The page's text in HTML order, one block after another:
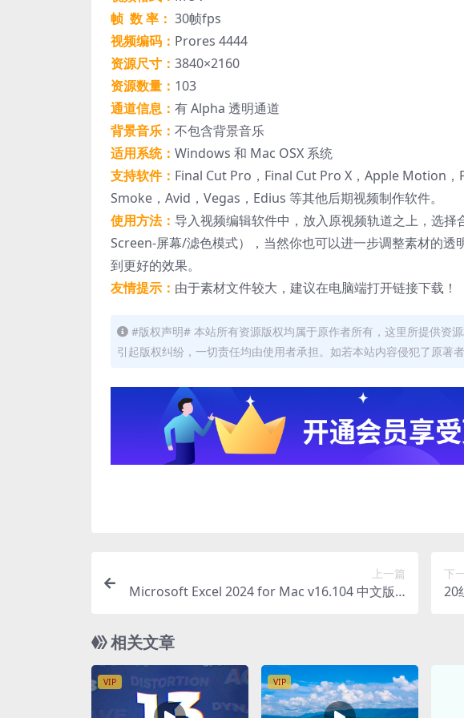
帧 数 率： 30帧fps
视频编码： Prores 4444
资源尺寸： 3840×2160
资源数量： 103
通道信息： 有 Alpha 透明通道
背景音乐： 不包含背景音乐
适用系统： Windows 和 Mac OSX 系统
支持软件： Final Cut Pro，Final Cut Pro X，Apple Motion
Smoke，Avid，Vegas，Edius 等其他后期视频制作软件。
使用方法： 导入视频编辑软件中，放入原视频轨道之上，选
Screen-屏幕/滤色模式），当然你也可以进一步调整素材的
到更好的效果。
友情提示： 由于素材文件较大，建议在电脑端打开链接下载！
#版权声明# 本站所有资源版权均属于原作者所有，这里所提供资
引起版权纠纷，一切责任均由使用者承担。如若本站内容侵犯了原著
上一篇
Microsoft Excel 2024 for Mac v16.104 中文版 E
下
20
相关文章
VIP VIP